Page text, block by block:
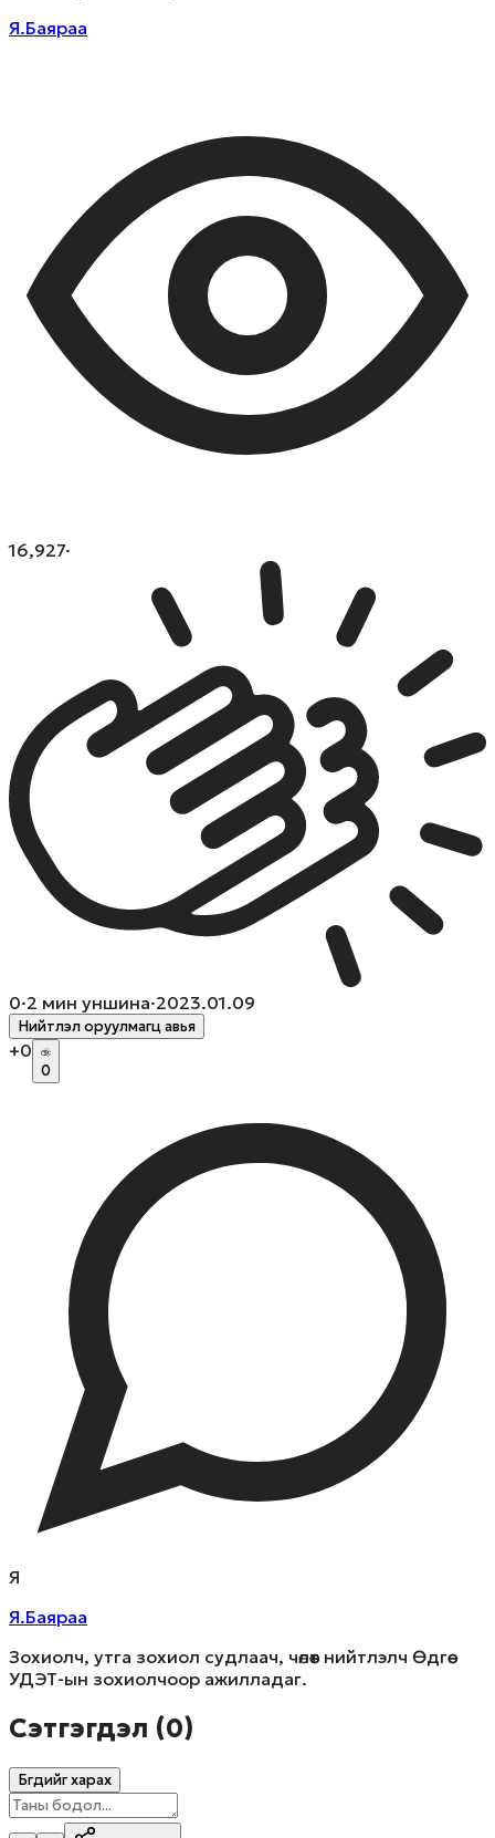
Я.Баяраа
16,927·
0·2 мин уншина·2023.01.09
Нийтлэл оруулмагц авья
+0
0
Я
Я.Баяраа
Зохиолч, утга зохиол судлаач, чөлөөт нийтлэлч Өдгөө
УДЭТ-ын зохиолчоор ажилладаг.
Сэтгэгдэл (0)
Бүгдийг харах